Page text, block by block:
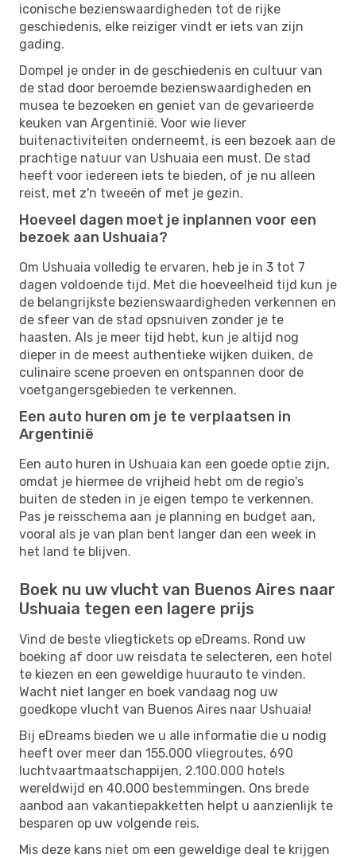
iconische bezienswaardigheden tot de rijke
geschiedenis, elke reiziger vindt er iets van zijn
gading.
Dompel je onder in de geschiedenis en cultuur van
de stad door beroemde bezienswaardigheden en
musea te bezoeken en geniet van de gevarieerde
keuken van Argentinië. Voor wie liever
buitenactiviteiten onderneemt, is een bezoek aan de
prachtige natuur van Ushuaia een must. De stad
heeft voor iedereen iets te bieden, of je nu alleen
reist, met z'n tweeën of met je gezin.
Hoeveel dagen moet je inplannen voor een
bezoek aan Ushuaia?
Om Ushuaia volledig te ervaren, heb je in 3 tot 7
dagen voldoende tijd. Met die hoeveelheid tijd kun je
de belangrijkste bezienswaardigheden verkennen en
de sfeer van de stad opsnuiven zonder je te
haasten. Als je meer tijd hebt, kun je altijd nog
dieper in de meest authentieke wijken duiken, de
culinaire scene proeven en ontspannen door de
voetgangersgebieden te verkennen.
Een auto huren om je te verplaatsen in
Argentinië
Een auto huren in Ushuaia kan een goede optie zijn,
omdat je hiermee de vrijheid hebt om de regio's
buiten de steden in je eigen tempo te verkennen.
Pas je reisschema aan je planning en budget aan,
vooral als je van plan bent langer dan een week in
het land te blijven.
Boek nu uw vlucht van Buenos Aires naar
Ushuaia tegen een lagere prijs
Vind de beste vliegtickets op eDreams. Rond uw
boeking af door uw reisdata te selecteren, een hotel
te kiezen en een geweldige huurauto te vinden.
Wacht niet langer en boek vandaag nog uw
goedkope vlucht van Buenos Aires naar Ushuaia!
Bij eDreams bieden we u alle informatie die u nodig
heeft over meer dan 155.000 vliegroutes, 690
luchtvaartmaatschappijen, 2.100.000 hotels
wereldwijd en 40.000 bestemmingen. Ons brede
aanbod aan vakantiepakketten helpt u aanzienlijk te
besparen op uw volgende reis.
Mis deze kans niet om een ​​geweldige deal te krijgen